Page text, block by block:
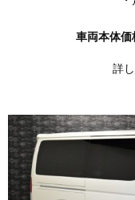
車両本体価
詳